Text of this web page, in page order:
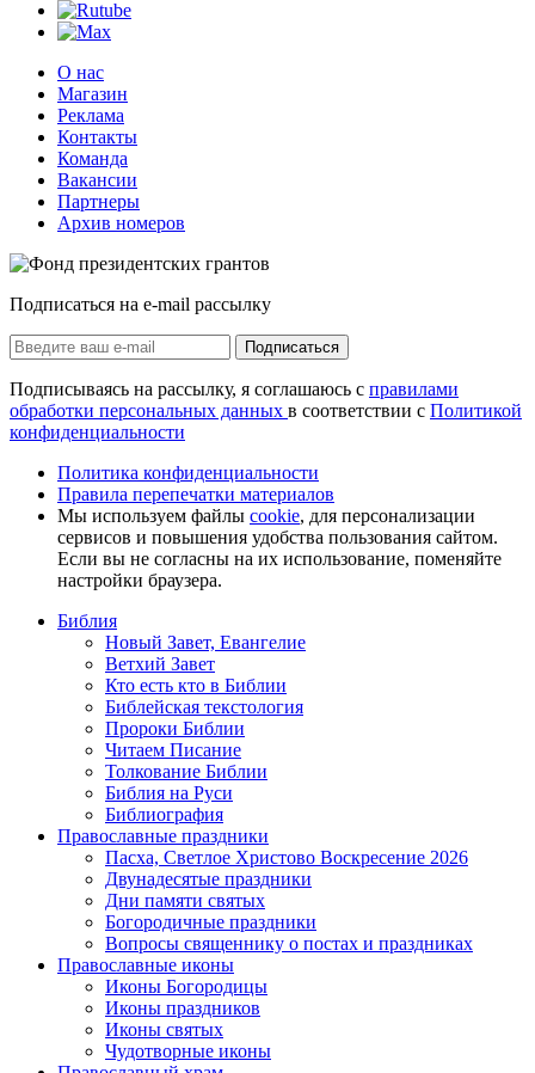
О нас
Магазин
Реклама
Контакты
Команда
Вакансии
Партнеры
Архив номеров
Подписаться на e-mail рассылку
Подписаться
Подписываясь на рассылку, я соглашаюсь с правилами
обработки персональных данных в соответствии с Политикой
конфиденциальности
Политика конфиденциальности
Правила перепечатки материалов
Мы используем файлы cookie, для персонализации
сервисов и повышения удобства пользования сайтом.
Если вы не согласны на их использование, поменяйте
настройки браузера.
Библия
Новый Завет, Евангелие
Ветхий Завет
Кто есть кто в Библии
Библейская текстология
Пророки Библии
Читаем Писание
Толкование Библии
Библия на Руси
Библиография
Православные праздники
Пасха, Светлое Христово Воскресение 2026
Двунадесятые праздники
Дни памяти святых
Богородичные праздники
Вопросы священнику о постах и праздниках
Православные иконы
Иконы Богородицы
Иконы праздников
Иконы святых
Чудотворные иконы